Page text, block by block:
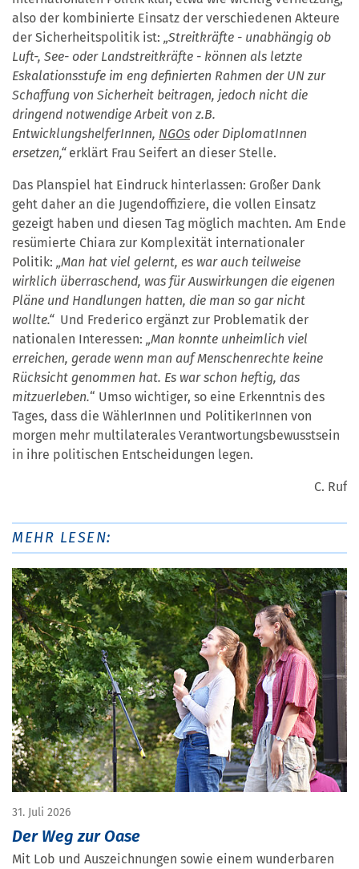
also der kombinierte Einsatz der verschiedenen Akteure
der Sicherheitspolitik ist: „Streitkräfte - unabhängig ob
Luft-, See- oder Landstreitkräfte - können als letzte
Eskalationsstufe im eng definierten Rahmen der UN zur
Schaffung von Sicherheit beitragen, jedoch nicht die
dringend notwendige Arbeit von z.B.
EntwicklungshelferInnen, NGOs oder DiplomatInnen
ersetzen,“erklärt Frau Seifert an dieser Stelle.
Das Planspiel hat Eindruck hinterlassen: Großer Dank
geht daher an die Jugendoffiziere, die vollen Einsatz
gezeigt haben und diesen Tag möglich machten. Am Ende
resümierte Chiara zur Komplexität internationaler
Politik: „Man hat viel gelernt, es war auch teilweise
wirklich überraschend, was für Auswirkungen die eigenen
Pläne und Handlungen hatten, die man so gar nicht
wollte.“Und Frederico ergänzt zur Problematik der
nationalen Interessen: „Man konnte unheimlich viel
erreichen, gerade wenn man auf Menschenrechte keine
Rücksicht genommen hat. Es war schon heftig, das
mitzuerleben.“ Umso wichtiger, so eine Erkenntnis des
Tages, dass die WählerInnen und PolitikerInnen von
morgen mehr multilaterales Verantwortungsbewusstsein
in ihre politischen Entscheidungen legen.
C. Ruf
MEHR LESEN:
31. Juli 2026
Der Weg zur Oase
Mit Lob und Auszeichnungen sowie einem wunderbaren